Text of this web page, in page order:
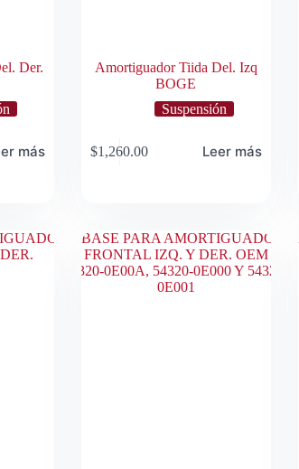
Der.
más
Amortiguador Tiida Del. Izq
BOGE
Suspensión
$1,260.00 Leer más